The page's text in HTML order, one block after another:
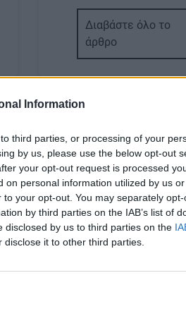
Information
third parties, or processing of your
by us, please use the below opt-out
your opt-out request is processed
on personal information utilized by us
your opt-out. You may separately
by third parties on the IAB’s list of
disclosed by us to third parties on the
disclose it to other third parties.
Διαβάστε όλο το
άρθρο
ΚΡΗΤΗ
Θρίλερ στην
Εικόνες σοκ από τα